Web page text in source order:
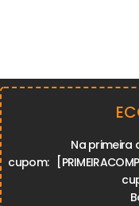
Na primeira
cupom: